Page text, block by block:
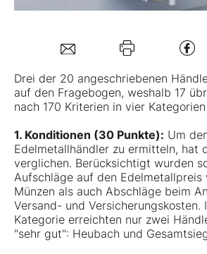
Folgen Sie uns
Kontakt
Drei der 20 angeschriebenen
auf den Fragebogen, weshalb 17
nach 170 Kriterien in vier
1. Konditionen (30 Punkte): Um
Edelmetallhändler zu ermitteln, hat
verglichen. Berücksichtigt wurden
Aufschläge auf den Edelmetallpreis
Münzen als auch Abschläge beim
Versand- und Versicherungskosten.
Kategorie erreichten nur zwei
"sehr gut": Heubach und